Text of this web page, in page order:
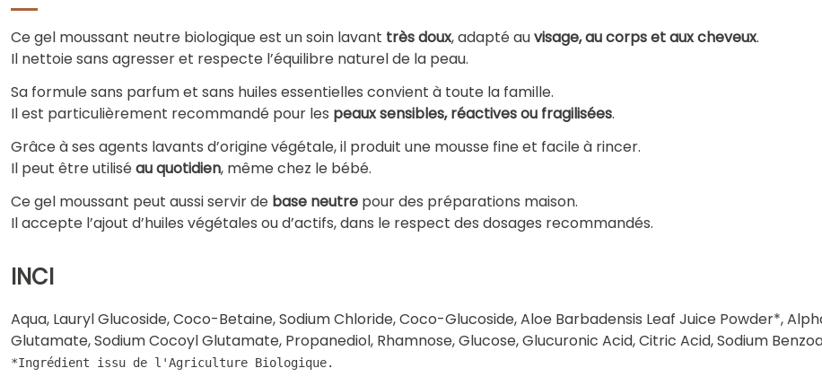
Ce gel moussant neutre biologique est un soin lavant très doux, adapté auvisage, au corps et aux cheveux.
Il nettoie sans agresser et respecte l’équilibre naturel de la peau.
Sa formule sans parfum et sans huiles essentielles convient à toute la famille.
Il est particulièrement recommandé pour les peaux sensibles, réactives ou fragilisées.
Grâce à ses agents lavants d’origine végétale, il produit une mousse fine et facile à rincer.
Il peut être utiliséau quotidien, même chez le bébé.
Ce gel moussant peut aussi servir de base neutre pour des préparations maison.
Il accepte l’ajout d’huiles végétales ou d’actifs, dans le respect des dosages recommandés.
INCI
Aqua, Lauryl Glucoside, Coco-Betaine, Sodium Chloride, Coco-Glucoside, Aloe Barbadensis Leaf Juice Powder*,
Glutamate, Sodium Cocoyl Glutamate, Propanediol, Rhamnose, Glucose, Glucuronic Acid, Citric Acid, Sodium